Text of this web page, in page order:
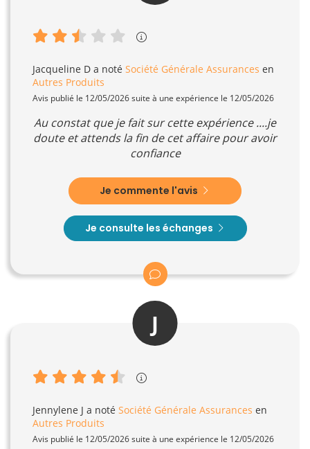
Jacqueline D a noté Société Générale Assurances en
Autres Produits
Avis publié le 12/05/2026 suite à une expérience le 12/05/2026
Au constat que je fait sur cette expérience ....je
doute et attends la fin de cet affaire pour avoir
confiance
Je commente l'avis
Je consulte les échanges
J
Jennylene J a noté Société Générale Assurances en
Autres Produits
Avis publié le 12/05/2026 suite à une expérience le 12/05/2026